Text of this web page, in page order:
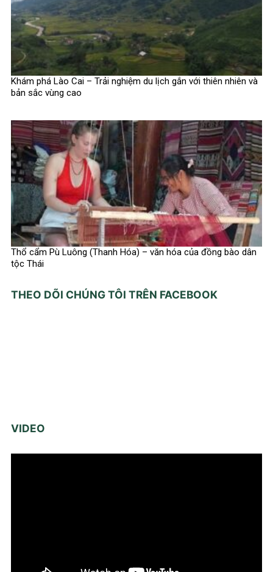
Khám phá Lào Cai – Trải nghiệm du lịch gắn với thiên nhiên và
bản sắc vùng cao
Thổ cẩm Pù Luông (Thanh Hóa) – văn hóa của đồng bào dân
tộc Thái
THEO DÕI CHÚNG TÔI TRÊN FACEBOOK
VIDEO